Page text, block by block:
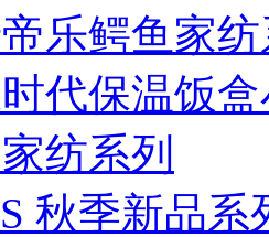
乐鳄鱼家
代保温饭
纺系列
秋季新品系